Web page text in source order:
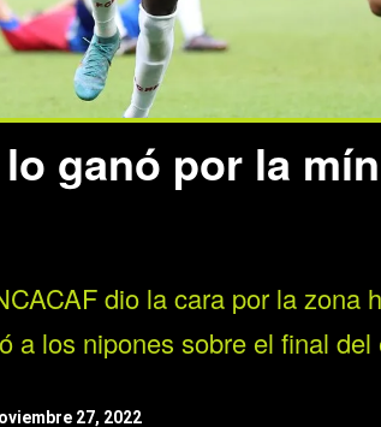
ganó por la
dio la cara por la zona
a los nipones sobre el final del
27, 2022